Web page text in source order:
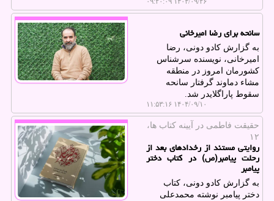
۱۴۰۴/۰۹/۲۶ ۰۹:۲۰:۰۹
سانحه برای رضا امیرخانی
به گزارش کادو دونی، رضا
امیرخانی، نویسنده سرشناس
کشورمان امروز در منطقه
مشاء دماوند گرفتار سانحه
سقوط پاراگلایدر شد.
۱۴۰۴/۰۹/۱۰ ۱۱:۵۳:۱۶
حقیقت فاطمی در آیینه كتاب ها،
۱۲
روایتی مستند از رخدادهای بعد از
رحلت پیامبر(ص) در کتاب دختر
پیامبر
به گزارش کادو دونی، کتاب
دختر پیامبر نوشته محمدعلی